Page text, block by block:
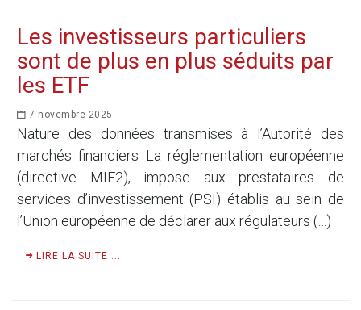
Les investisseurs particuliers
sont de plus en plus séduits par
les ETF
7 novembre 2025
Nature des données transmises à l’Autorité des
marchés financiers La réglementation européenne
(directive MIF2), impose aux prestataires de
services d’investissement (PSI) établis au sein de
l’Union européenne de déclarer aux régulateurs (…)
LIRE LA SUITE ...